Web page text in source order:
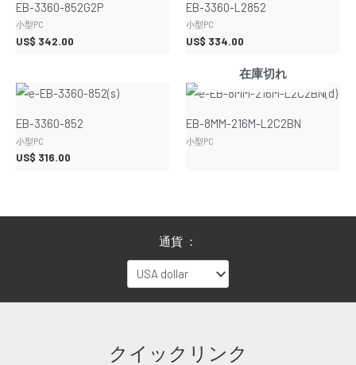
EB-3360-852G2P
小型PC
US$ 342.00
EB-3360-L2852
小型PC
US$ 334.00
EB-3360-852
小型PC
US$ 316.00
在庫切れ
EB-8MM-216M-L2C2BN
小型PC
通貨 ：
クイックリンク